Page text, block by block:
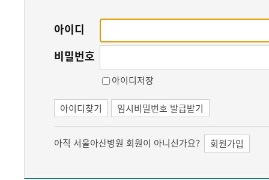
아이디
비밀번호
아이디저장
아이디찾기 임시비밀번호 발급받기
아직 서울아산병원 회원이 아니신가요? 회원가입